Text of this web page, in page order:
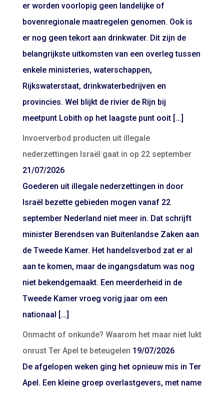
er worden voorlopig geen landelijke of
bovenregionale maatregelen genomen. Ook is
er nog geen tekort aan drinkwater. Dit zijn de
belangrijkste uitkomsten van een overleg tussen
enkele ministeries, waterschappen,
Rijkswaterstaat, drinkwaterbedrijven en
provincies. Wel blijkt de rivier de Rijn bij
meetpunt Lobith op het laagste punt ooit […]
Invoerverbod producten uit illegale
nederzettingen Israël gaat in op 22 september
21/07/2026
Goederen uit illegale nederzettingen in door
Israël bezette gebieden mogen vanaf 22
september Nederland niet meer in. Dat schrijft
minister Berendsen van Buitenlandse Zaken aan
de Tweede Kamer. Het handelsverbod zat er al
aan te komen, maar de ingangsdatum was nog
niet bekendgemaakt. Een meerderheid in de
Tweede Kamer vroeg vorig jaar om een
nationaal […]
Onmacht of onkunde? Waarom het maar niet lukt
onrust Ter Apel te beteugelen 19/07/2026
De afgelopen weken ging het opnieuw mis in Ter
Apel. Een kleine groep overlastgevers, met name